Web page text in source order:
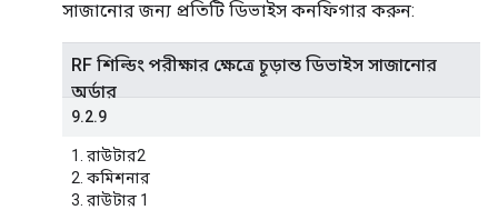
সাজানোর জন্য প্রতিটি ডিভাইস কনফিগার করুন:
RF শিল্ডিং পরীক্ষার ক্ষেত্রে চূড়ান্ত ডিভাইস সাজানোর
অর্ডার
9.2.9
1. রাউটার2
2. কমিশনার
3. রাউটার 1